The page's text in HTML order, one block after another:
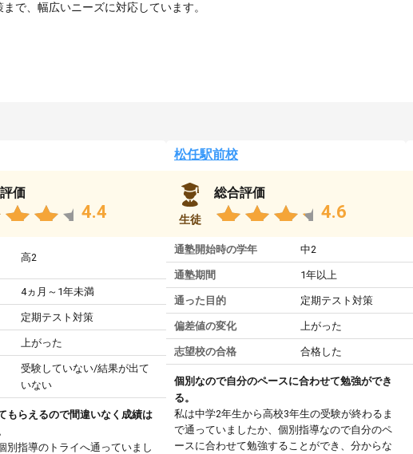
で、幅広いニーズに対応しています。​
価
4.4
高2
4ヵ月～1年未満
定期テスト対策
上がった
受験していない/結果が出て
いない
もらえるので間違いなく成績は
別指導のトライへ通っていまし
松任駅前校
生徒
総合評価
4.6
通塾開始時の学年 中2
通塾期間 1年以上
通った目的 定期テスト対策
偏差値の変化 上がった
志望校の合格 合格した
個別なので自分のペースに合わせて勉強ができ
る。
私は中学2年生から高校3年生の受験が終わるま
で通っていましたか、個別指導なので自分のペ
ースに合わせて勉強することができ、分からな